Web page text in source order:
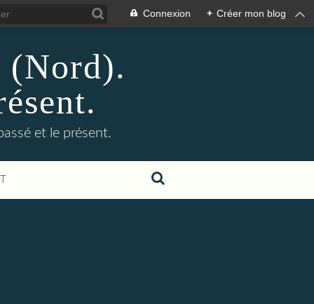
Connexion + Créer mon blog
et le présent.